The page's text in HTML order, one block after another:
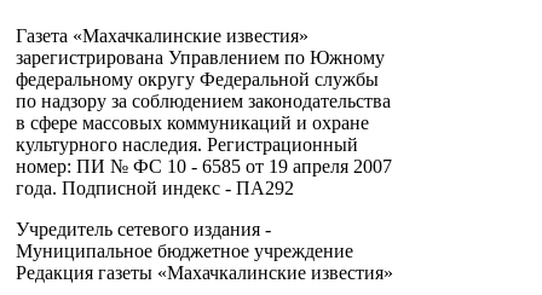
Газета «Махачкалинские известия»
зарегистрирована Управлением по Южному
федеральному округу Федеральной службы
по надзору за соблюдением законодательства
в сфере массовых коммуникаций и охране
культурного наследия. Регистрационный
номер: ПИ № ФС 10 - 6585 от 19 апреля 2007
года. Подписной индекс - ПА292
Учредитель сетевого издания -
Муниципальное бюджетное учреждение
Редакция газеты «Махачкалинские известия»